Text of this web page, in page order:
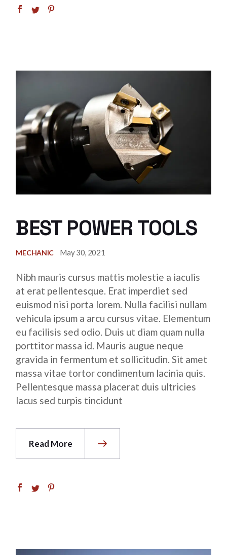
BEST POWER TOOLS
MECHANIC May 30, 2021
Nibh mauris cursus mattis molestie a iaculis
at erat pellentesque. Erat imperdiet sed
euismod nisi porta lorem. Nulla facilisi nullam
vehicula ipsum a arcu cursus vitae. Elementum
eu facilisis sed odio. Duis ut diam quam nulla
porttitor massa id. Mauris augue neque
gravida in fermentum et sollicitudin. Sit amet
massa vitae tortor condimentum lacinia quis.
Pellentesque massa placerat duis ultricies
lacus sed turpis tincidunt
Read More